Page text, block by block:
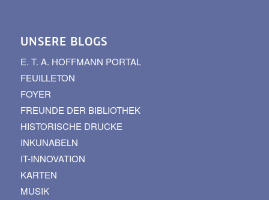
UNSERE BLOGS
E. T. A. HOFFMANN PORTAL
FEUILLETON
FOYER
FREUNDE DER BIBLIOTHEK
HISTORISCHE DRUCKE
INKUNABELN
IT-INNOVATION
KARTEN
MUSIK